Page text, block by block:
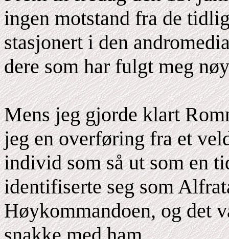
ingen motstand fra de
stasjonert i den
dere som har fulgt meg
Mens jeg gjorde klart
jeg en overføring fra et
individ som så ut som en
identifiserte seg som
Høykommandoen, og det